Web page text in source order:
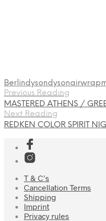
Berlindysondysonairwrap
Previous Reading
MASTERED ATHENS /
Next Reading
REDKEN COLOR SPIRIT
T & C’s
Cancellation Terms
Shipping
Imprint
Privacy rules